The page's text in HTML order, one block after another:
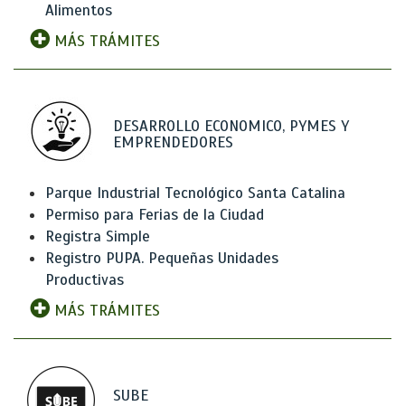
Alimentos
MÁS TRÁMITES
DESARROLLO ECONOMICO, PYMES Y
EMPRENDEDORES
Parque Industrial Tecnológico Santa Catalina
Permiso para Ferias de la Ciudad
Registra Simple
Registro PUPA. Pequeñas Unidades
Productivas
MÁS TRÁMITES
SUBE